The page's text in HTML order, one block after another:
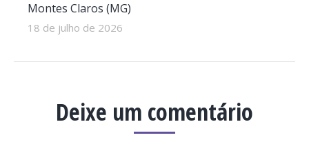
Montes Claros (MG)
18 de julho de 2026
Deixe um comentário